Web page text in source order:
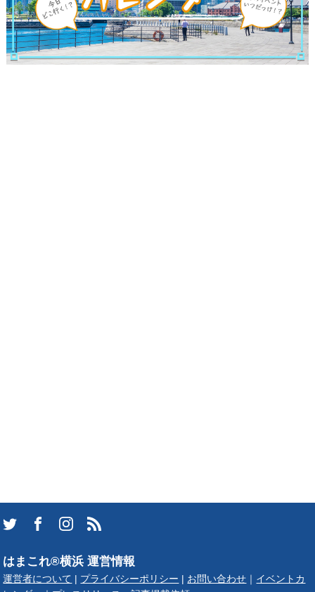
観光ガイド
ランキング
はまこれ®横浜 運営情報
運営者について プライバシーポリシー お問い合わせ
イベントカ